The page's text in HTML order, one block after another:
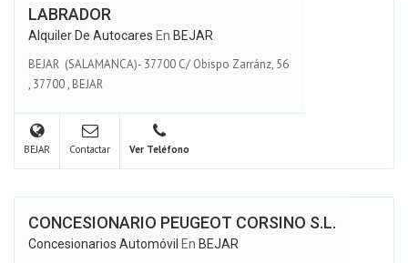
LABRADOR
Alquiler De Autocares En BEJAR
BEJAR (SALAMANCA)- 37700 C/ Obispo Zarránz, 56
, 37700, BEJAR
BEJAR Contactar Ver Teléfono
CONCESIONARIO PEUGEOT CORSINO S.L.
Concesionarios Automóvil En BEJAR